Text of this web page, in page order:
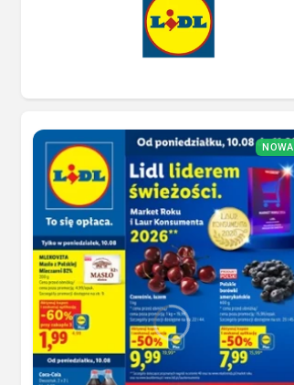
NOWA